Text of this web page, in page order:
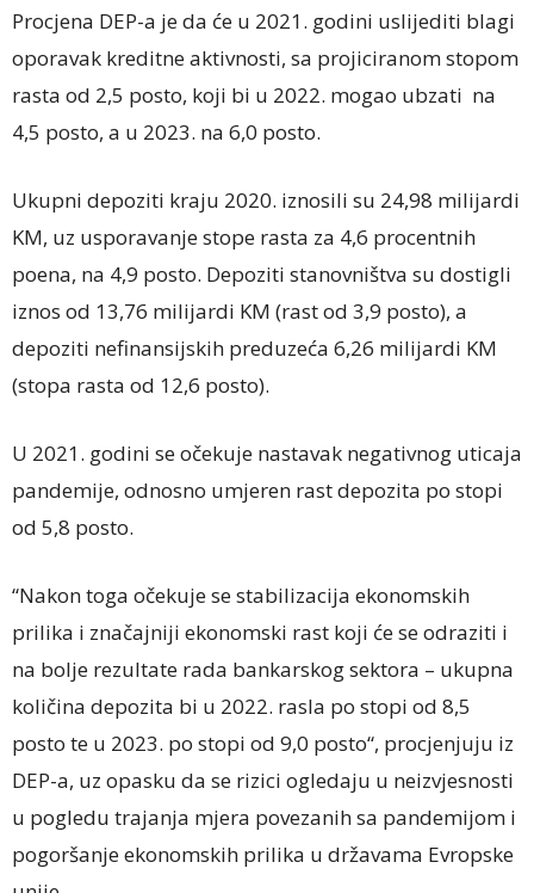
Procjena DEP-a je da će u 2021. godini uslijediti blagi
oporavak kreditne aktivnosti, sa projiciranom stopom
rasta od 2,5 posto, koji bi u 2022. mogao ubzati na
4,5 posto, a u 2023. na 6,0 posto.
Ukupni depoziti kraju 2020. iznosili su 24,98 milijardi
KM, uz usporavanje stope rasta za 4,6 procentnih
poena, na 4,9 posto. Depoziti stanovništva su dostigli
iznos od 13,76 milijardi KM (rast od 3,9 posto), a
depoziti nefinansijskih preduzeća 6,26 milijardi KM
(stopa rasta od 12,6 posto).
U 2021. godini se očekuje nastavak negativnog uticaja
pandemije, odnosno umjeren rast depozita po stopi
od 5,8 posto.
“Nakon toga očekuje se stabilizacija ekonomskih
prilika i značajniji ekonomski rast koji će se odraziti i
na bolje rezultate rada bankarskog sektora – ukupna
količina depozita bi u 2022. rasla po stopi od 8,5
posto te u 2023. po stopi od 9,0 posto“, procjenjuju iz
DEP-a, uz opasku da se rizici ogledaju u neizvjesnosti
u pogledu trajanja mjera povezanih sa pandemijom i
pogoršanje ekonomskih prilika u državama Evropske